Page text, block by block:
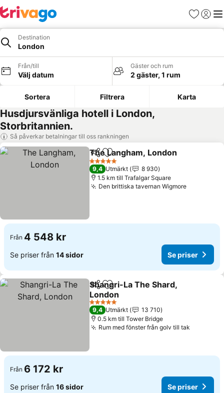
Favoriter
Logga
Destination
London
Från/till
Välj datum
Gäster och rum
2 gäster, 1 rum
Sortera Filtrera Karta
Husdjursvänliga hotell i London,
Storbritannien.
Så påverkar betalningar till oss rankningen
Dela Lägg till i Mina Favoriter
The Langham, London
5 Stjärnor
9,4 Utmärkt
8 930
1.5 km till Trafalgar Square
Den brittiska tavernan WigmoreSe priser
Från 4 548 kr
Se priser från 14 sidor Se priser
Dela Lägg till i Mina Favoriter
Shangri-La The Shard,
London
Se priser
5 Stjärnor
9,4 Utmärkt
13 710
0.5 km till Tower Bridge
Rum med fönster från golv till tak
Från 6 172 kr
Se priser från 16 sidor Se priser